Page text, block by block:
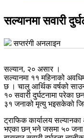
सल्यानमा सवारी
सप्तरंगी अनलाइन
सल्यान, २० असार ।
सल्यानमा ११ महिनाको
छ । चालु आर्थिक वर्षको
१० सवारी दुर्घटनामा परेका
३१ जनाको मृत्यु भइसकेको
ट्राफिक कार्यालय सल्यानका
भएका छन् भने जसमा ५० जना